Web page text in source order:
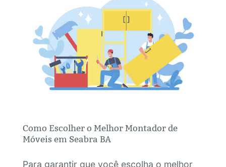
Como Escolher o Melhor Montador de
Móveis em Seabra BA
Para garantir que você escolha o melhor